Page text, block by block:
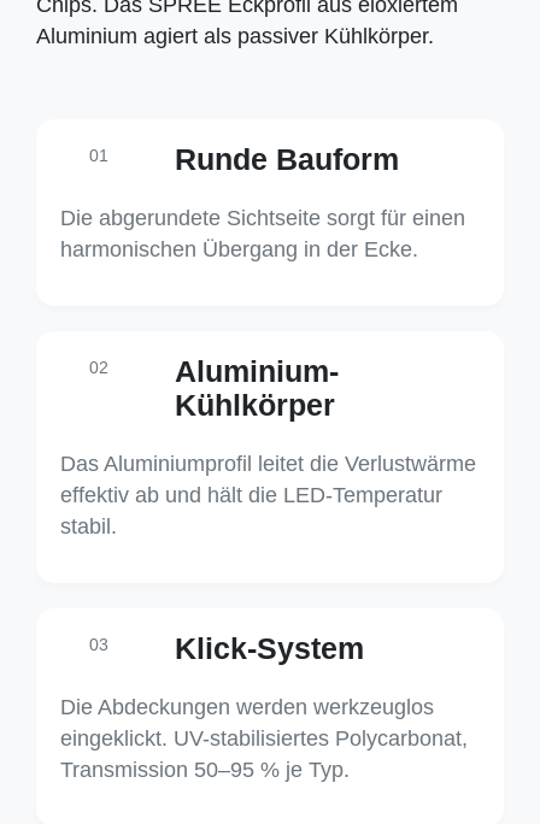
Aluminium agiert als passiver Kühlkörper.
01 Runde Bauform
Die abgerundete Sichtseite sorgt für einen
harmonischen Übergang in der Ecke.
02
Aluminium-
Kühlkörper
Das Aluminiumprofil leitet die Verlustwärme
effektiv ab und hält die LED-Temperatur
stabil.
03 Klick-System
Die Abdeckungen werden werkzeuglos
eingeklickt. UV-stabilisiertes Polycarbonat,
Transmission 50–95 % je Typ.